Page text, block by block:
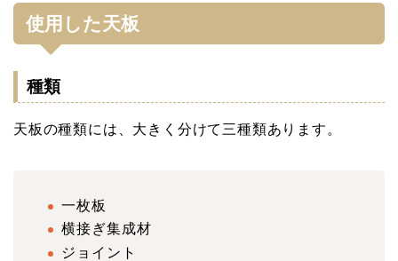
使用した天板
種類
天板の種類には、大きく分けて三種類あります。
一枚板
横接ぎ集成材
ジョイント